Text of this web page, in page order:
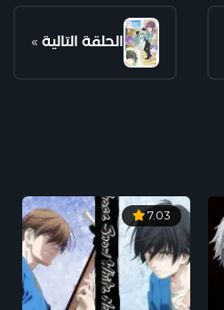
الحلقة التالية »
7.03